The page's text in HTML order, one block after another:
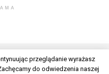
przeglądanie wyrażasz
do odwiedzenia naszej